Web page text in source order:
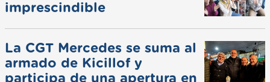
imprescindible
La CGT Mercedes se suma al
armado de Kicillof y
participa de una apertura en